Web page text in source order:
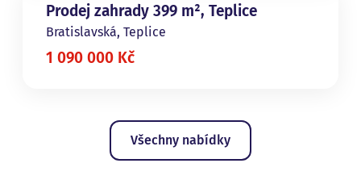
Prodej zahrady 399 m², Teplice
Bratislavská, Teplice
1 090 000 Kč
Všechny nabídky